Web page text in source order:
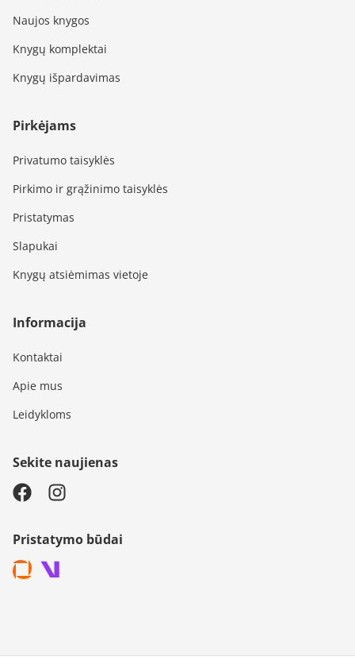
Naujos knygos
Knygų komplektai
Knygų išpardavimas
Pirkėjams
Privatumo taisyklės
Pirkimo ir grąžinimo taisyklės
Pristatymas
Slapukai
Knygų atsiėmimas vietoje
Informacija
Kontaktai
Apie mus
Leidykloms
Sekite naujienas
Pristatymo būdai